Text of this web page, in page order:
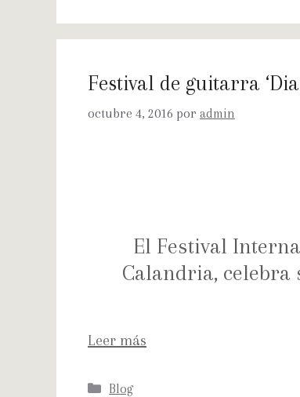
Festival de guitarra
octubre 4, 2016 por admin
El Festival
Calandria, celebra
Leer más
Blog